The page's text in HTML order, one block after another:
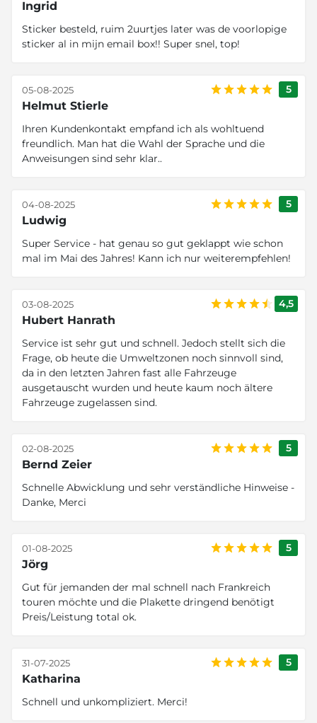
Ingrid
Sticker besteld, ruim 2uurtjes later was de voorlopige
sticker al in mijn email box!! Super snel, top!
5
Helmut Stierle
05-08-2025
Ihren Kundenkontakt empfand ich als wohltuend
freundlich. Man hat die Wahl der Sprache und die
Anweisungen sind sehr klar..
5
Ludwig
04-08-2025
Super Service - hat genau so gut geklappt wie schon
mal im Mai des Jahres! Kann ich nur weiterempfehlen!
4,5
Hubert Hanrath
03-08-2025
Service ist sehr gut und schnell. Jedoch stellt sich die
Frage, ob heute die Umweltzonen noch sinnvoll sind,
da in den letzten Jahren fast alle Fahrzeuge
ausgetauscht wurden und heute kaum noch ältere
Fahrzeuge zugelassen sind.
5
Bernd Zeier
02-08-2025
Schnelle Abwicklung und sehr verständliche Hinweise -
Danke, Merci
5
Jörg
01-08-2025
Gut für jemanden der mal schnell nach Frankreich
touren möchte und die Plakette dringend benötigt
Preis/Leistung total ok.
5
Katharina
31-07-2025
Schnell und unkompliziert. Merci!